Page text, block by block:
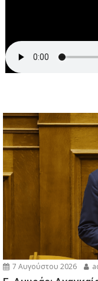
7 Αυγούστου 2026